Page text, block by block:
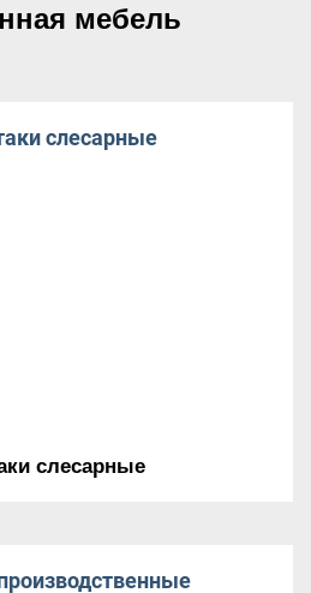
мебель
слесарные